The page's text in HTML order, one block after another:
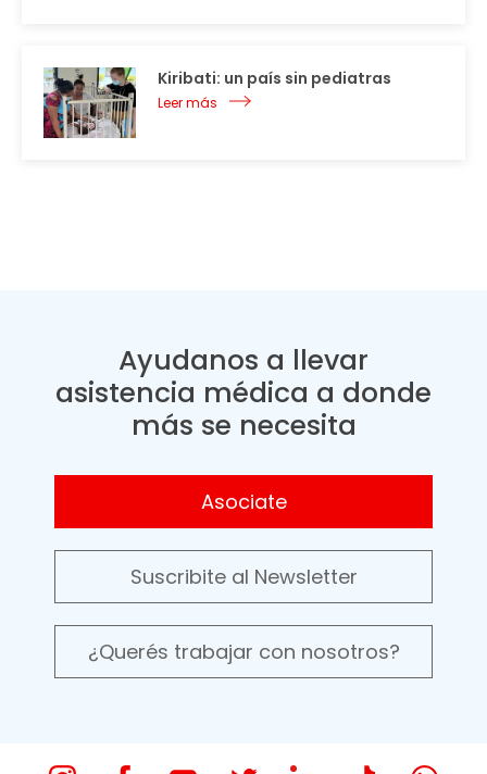
Kiribati: un país sin pediatras
Leer más
Ayudanos a llevar
asistencia médica a donde
más se necesita
Asociate
Suscribite al Newsletter
¿Querés trabajar con nosotros?